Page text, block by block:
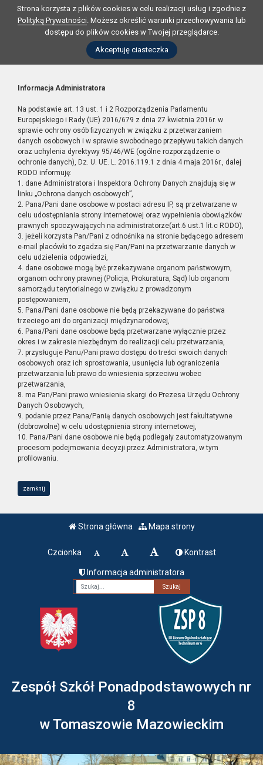
Strona korzysta z plików cookies w celu realizacji usług i zgodnie z
Polityką Prywatności. Możesz określić warunki przechowywania lub
dostępu do plików cookies w Twojej przeglądarce.
Akceptuję ciasteczka
Informacja Administratora
Na podstawie art. 13 ust. 1 i 2 Rozporządzenia Parlamentu
Europejskiego i Rady (UE) 2016/679 z dnia 27 kwietnia 2016r. w
sprawie ochrony osób fizycznych w związku z przetwarzaniem
danych osobowych i w sprawie swobodnego przepływu takich danych
oraz uchylenia dyrektywy 95/46/WE (ogólne rozporządzenie o
ochronie danych), Dz. U. UE. L. 2016.119.1 z dnia 4 maja 2016r., dalej
RODO informuję:
1. dane Administratora i Inspektora Ochrony Danych znajdują się w
linku „Ochrona danych osobowych”,
2. Pana/Pani dane osobowe w postaci adresu IP, są przetwarzane w
celu udostępniania strony internetowej oraz wypełnienia obowiązków
prawnych spoczywających na administratorze(art.6 ust.1 lit.c RODO),
3. jeżeli korzysta Pan/Pani z odnośnika na stronie będącego adresem
e-mail placówki to zgadza się Pan/Pani na przetwarzanie danych w
celu udzielenia odpowiedzi,
4. dane osobowe mogą być przekazywane organom państwowym,
organom ochrony prawnej (Policja, Prokuratura, Sąd) lub organom
samorządu terytorialnego w związku z prowadzonym
postępowaniem,
5. Pana/Pani dane osobowe nie będą przekazywane do państwa
trzeciego ani do organizacji międzynarodowej,
6. Pana/Pani dane osobowe będą przetwarzane wyłącznie przez
okres i w zakresie niezbędnym do realizacji celu przetwarzania,
7. przysługuje Panu/Pani prawo dostępu do treści swoich danych
osobowych oraz ich sprostowania, usunięcia lub ograniczenia
przetwarzania lub prawo do wniesienia sprzeciwu wobec
przetwarzania,
8. ma Pan/Pani prawo wniesienia skargi do Prezesa Urzędu Ochrony
Danych Osobowych,
9. podanie przez Pana/Panią danych osobowych jest fakultatywne
(dobrowolne) w celu udostępnienia strony internetowej,
10. Pana/Pani dane osobowe nie będą podlegały zautomatyzowanym
procesom podejmowania decyzji przez Administratora, w tym
profilowaniu.
zamknij
Strona główna Mapa strony
Czcionka Kontrast
Informacja administratora
Fraza
Zespół Szkół Ponadpodstawowych nr
8
w Tomaszowie Mazowieckim